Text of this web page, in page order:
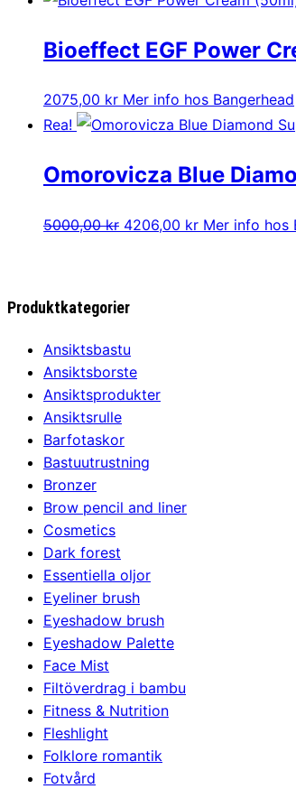
Bioeffect EGF Power
2075,00 kr Mer info hos Bangerhead
Rea!
Omorovicza Blue
5000,00kr Det
var:
4206,00 krDet
Mer info hos
Produktkategorier
Ansiktsbastu
Ansiktsborste
Ansiktsprodukter
Ansiktsrulle
Barfotaskor
Bastuutrustning
Bronzer
Brow pencil and liner
Cosmetics
Dark forest
Essentiella oljor
Eyeliner brush
Eyeshadow brush
Eyeshadow Palette
Face Mist
Filtöverdrag i bambu
Fitness & Nutrition
Fleshlight
Folklore romantik
Fotvård